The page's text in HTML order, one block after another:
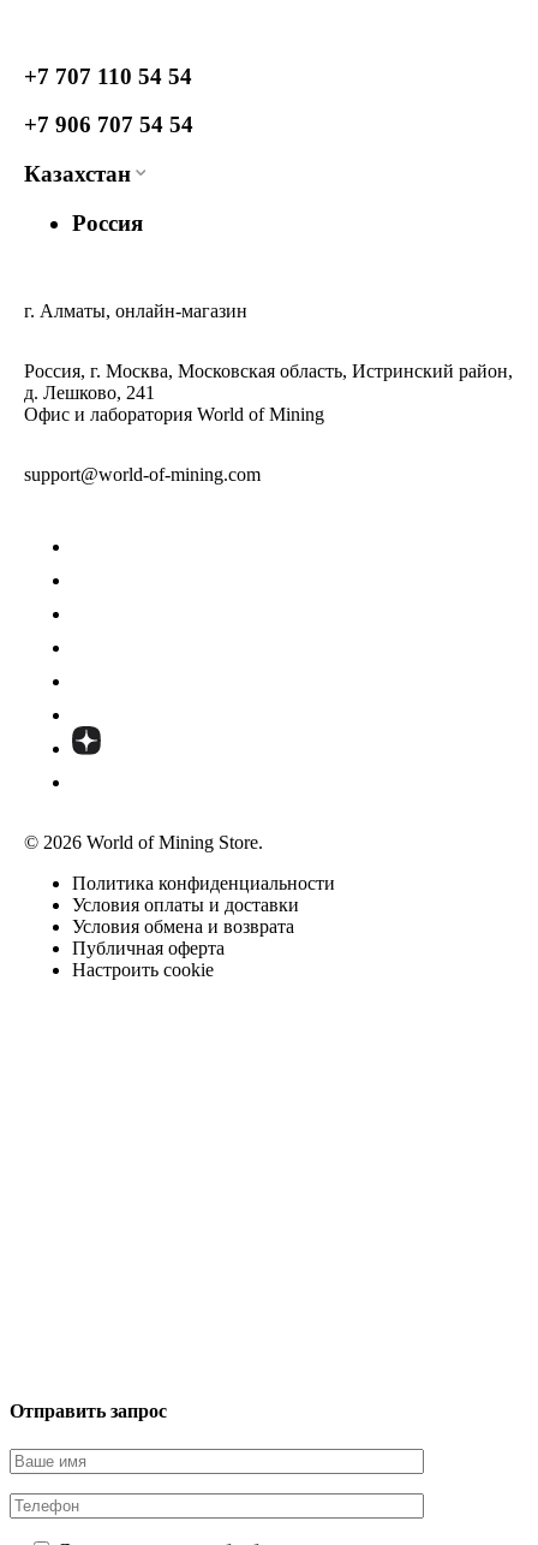
+7 707 110 54 54
+7 906 707 54 54
Казахстан
Россия
г. Алматы, онлайн-магазин
Россия, г. Москва, Московская область, Истринский район,
д. Лешково, 241
Офис и лаборатория World of Mining
support@world-of-mining.com
© 2026 World of Mining Store.
Политика конфиденциальности
Условия оплаты и доставки
Условия обмена и возврата
Публичная оферта
Настроить cookie
Отправить запрос